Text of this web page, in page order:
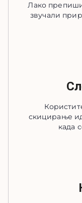
Лако
звучали
скицирање
када